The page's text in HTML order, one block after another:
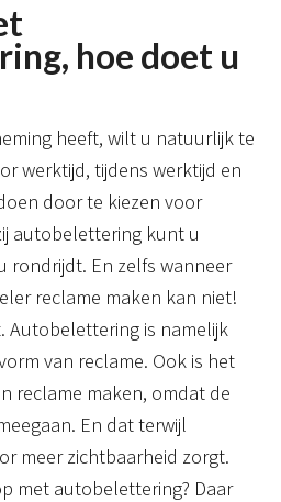
hoe doet u
heeft, wilt u natuurlijk te
werktijd, tijdens werktijd en
door te kiezen voor
autobelettering kunt u
rondrijdt. En zelfs wanneer
reclame maken kan niet!
Autobelettering is namelijk
van reclame. Ook is het
reclame maken, omdat de
En dat terwijl
meer zichtbaarheid zorgt.
met autobelettering? Daar